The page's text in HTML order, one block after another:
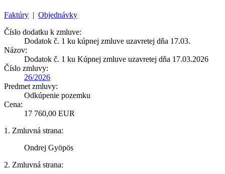
Faktúry | Objednávky
Číslo dodatku k zmluve:
Dodatok č. 1 ku kúpnej zmluve uzavretej dňa 17.03.
Názov:
Dodatok č. 1 ku Kúpnej zmluve uzavretej dňa 17.03.2026
Číslo zmluvy:
26/2026
Predmet zmluvy:
Odkúpenie pozemku
Cena:
17 760,00 EUR
1. Zmluvná strana:
Ondrej Gyöpös
2. Zmluvná strana: